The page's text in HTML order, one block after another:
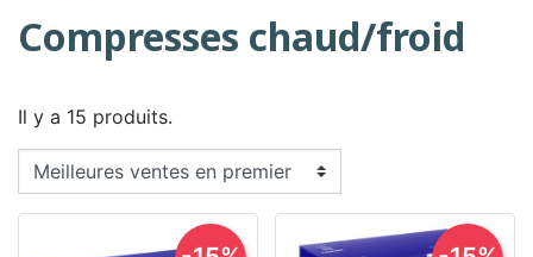
Compresses chaud/froid
Il y a 15 produits.